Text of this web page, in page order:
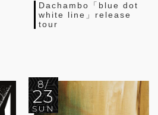
Dachambo「blue dot
white line」release
tour
8/
23
SUN